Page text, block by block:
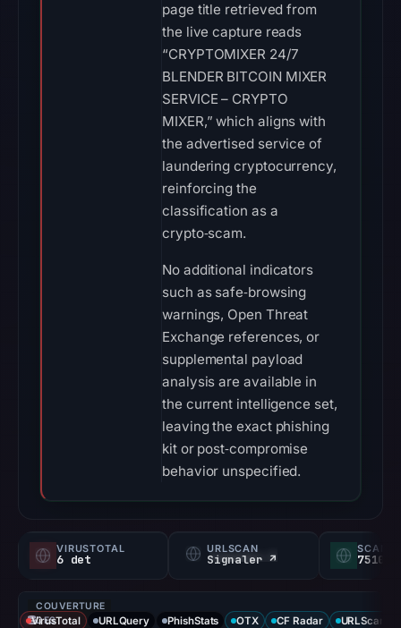
page title retrieved from
the live capture reads
“CRYPTOMIXER 24/7
BLENDER BITCOIN MIXER
SERVICE – CRYPTO
MIXER,” which aligns with
the advertised service of
laundering cryptocurrency,
reinforcing the
classification as a
crypto‑scam.
No additional indicators
such as safe‑browsing
warnings, Open Threat
Exchange references, or
supplemental payload
analysis are available in
the current intelligence set,
leaving the exact phishing
kit or post‑compromise
behavior unspecified.
VIRUSTOTAL
6 det
URLSCAN
Signaler ↗ 75100/
COUVERTURE
DES
VirusTotal URLQuery PhishStats OTX CF Radar URLScan